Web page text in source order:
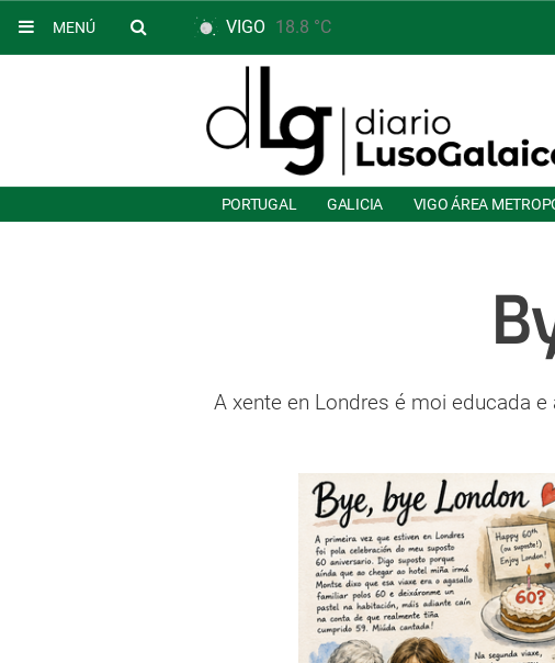
MENÚ VIGO 18.8 °C
PORTUGAL GALICIA VIGO ÁREA
A xente en Londres é moi educada